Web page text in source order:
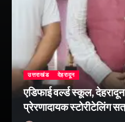
उत्तराखंड देहरादून
एडिफाई वर्ल्ड स्कूल,
प्रेरणादायक स्टोरीटेलिंग